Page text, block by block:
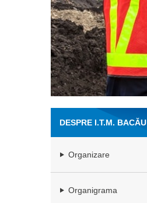
DESPRE I.T.M. BACĂU
Organizare
Organigrama